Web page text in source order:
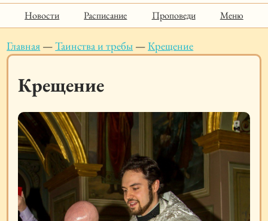
Новости Расписание Проповеди Меню
Главная —Таинства и требы —Крещение
Крещение